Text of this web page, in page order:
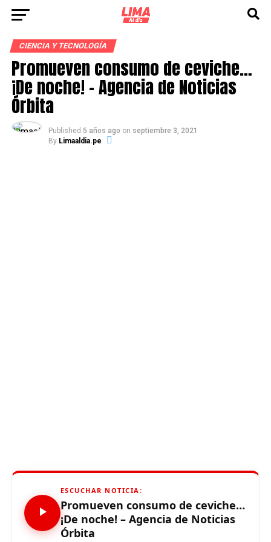
CIENCIA Y TECNOLOGÍA
Promueven consumo de ceviche…
¡De noche! – Agencia de Noticias
Órbita
Published 5 años ago on septiembre 3, 2021
By Limaaldia.pe
ESCUCHAR NOTICIA:
Promueven consumo de ceviche…
¡De noche! – Agencia de Noticias
Órbita